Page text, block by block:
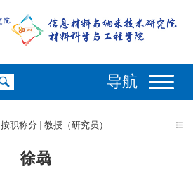
导航
按职称分 教授（研究员）
徐骉